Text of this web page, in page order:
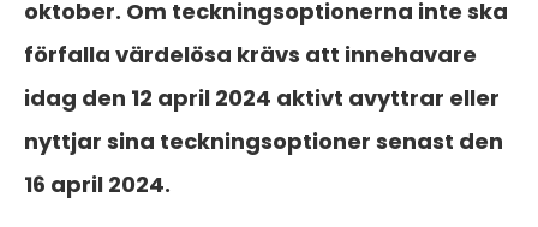
oktober. Om teckningsoptionerna inte ska
förfalla värdelösa krävs att innehavare
idag den 12 april 2024 aktivt avyttrar eller
nyttjar sina teckningsoptioner senast den
16 april 2024.